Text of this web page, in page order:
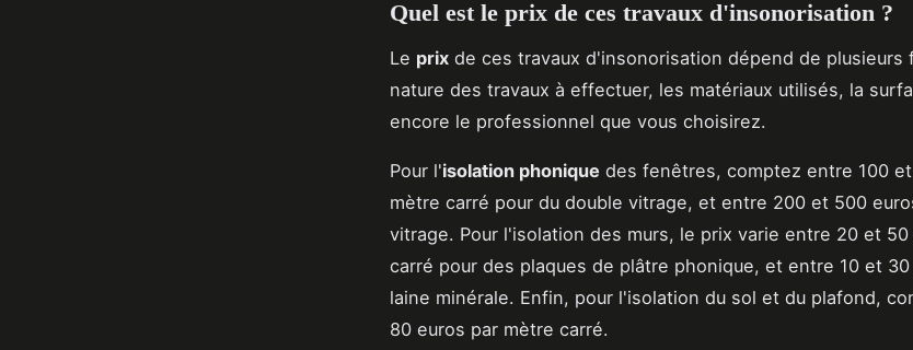
Quel est le prix de ces travaux d'insonorisation ?
Le prix de ces travaux d'insonorisation dépend de plusieurs
nature des travaux à effectuer, les matériaux utilisés, la
encore le professionnel que vous choisirez.
Pour l'isolation phonique des fenêtres, comptez entre 100
mètre carré pour du double vitrage, et entre 200 et 500
vitrage. Pour l'isolation des murs, le prix varie entre 20 et
carré pour des plaques de plâtre phonique, et entre 10 et
laine minérale. Enfin, pour l'isolation du sol et du plafond,
80 euros par mètre carré.